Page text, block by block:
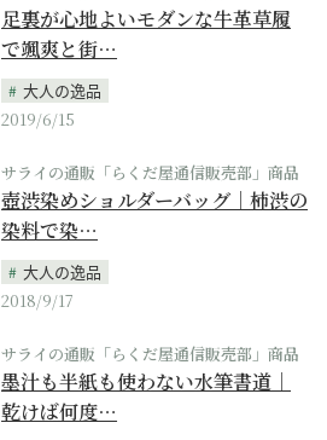
足裏が心地よいモダンな牛革草履
で颯爽と街…
大人の逸品
2019/6/15
サライの通販「らくだ屋通信販売部」商品
壺渋染めショルダーバッグ｜柿渋の
染料で染…
大人の逸品
2018/9/17
サライの通販「らくだ屋通信販売部」商品
墨汁も半紙も使わない水筆書道｜
乾けば何度…